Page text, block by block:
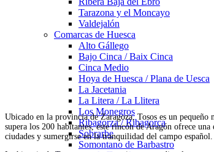
Tarazona y el Moncayo
Valdejalón
Comarcas de Huesca
Alto Gállego
Bajo Cinca / Baix Cinca
Cinca Medio
Hoya de Huesca / Plana de Uesca
La Jacetania
La Litera / La Llitera
Los Monegros
Ribagorza / Ribagorça
Sobrarbe
Somontano de Barbastro
Ubicado en la provincia de Zaragoza, Tosos es un
supera los 200 habitantes, este rincón de Aragón ofrece
ciudades y sumergirse en la tranquilidad del campo español.